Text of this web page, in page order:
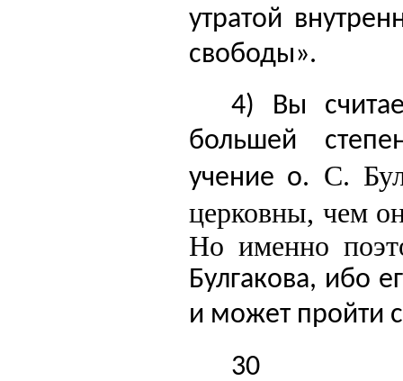
утратой
свободы».
4) Вы
большей
учение о. С.
церковны, чем
Но именно
Булгакова, ибо
и может пройти
30